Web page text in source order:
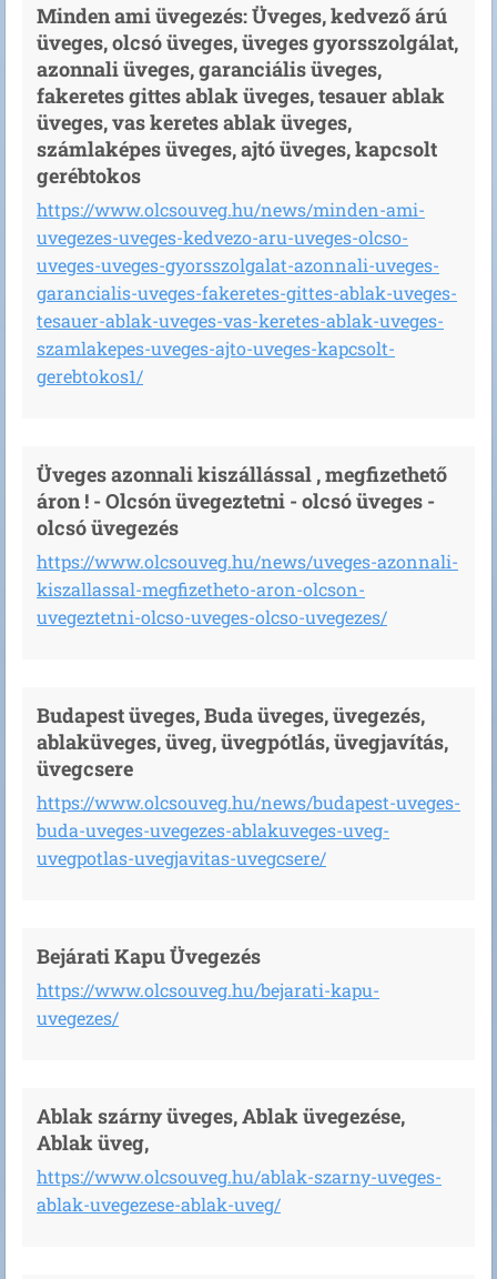
Minden ami üvegezés: Üveges, kedvező árú
üveges, olcsó üveges, üveges gyorsszolgálat,
azonnali üveges, garanciális üveges,
fakeretes gittes ablak üveges, tesauer ablak
üveges, vas keretes ablak üveges,
számlaképes üveges, ajtó üveges, kapcsolt
gerébtokos
https://www.olcsouveg.hu/news/minden-ami-
uvegezes-uveges-kedvezo-aru-uveges-olcso-
uveges-uveges-gyorsszolgalat-azonnali-uveges-
garancialis-uveges-fakeretes-gittes-ablak-uveges-
tesauer-ablak-uveges-vas-keretes-ablak-uveges-
szamlakepes-uveges-ajto-uveges-kapcsolt-
gerebtokos1/
Üveges azonnali kiszállással , megfizethető
áron ! - Olcsón üvegeztetni - olcsó üveges -
olcsó üvegezés
https://www.olcsouveg.hu/news/uveges-azonnali-
kiszallassal-megfizetheto-aron-olcson-
uvegeztetni-olcso-uveges-olcso-uvegezes/
Budapest üveges, Buda üveges, üvegezés,
ablaküveges, üveg, üvegpótlás, üvegjavítás,
üvegcsere
https://www.olcsouveg.hu/news/budapest-uveges-
buda-uveges-uvegezes-ablakuveges-uveg-
uvegpotlas-uvegjavitas-uvegcsere/
Bejárati Kapu Üvegezés
https://www.olcsouveg.hu/bejarati-kapu-
uvegezes/
Ablak szárny üveges, Ablak üvegezése,
Ablak üveg,
https://www.olcsouveg.hu/ablak-szarny-uveges-
ablak-uvegezese-ablak-uveg/